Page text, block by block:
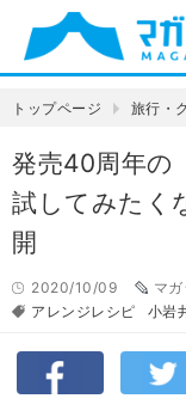
トップページ 旅行・
発売40周年の
試してみたく
開
2020/10/09
マ
アレンジレシピ
小岩